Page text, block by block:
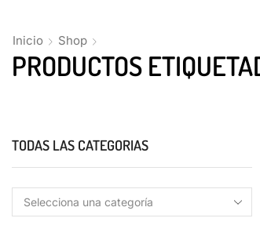
Inicio Shop
PRODUCTOS
TODAS LAS CATEGORIAS